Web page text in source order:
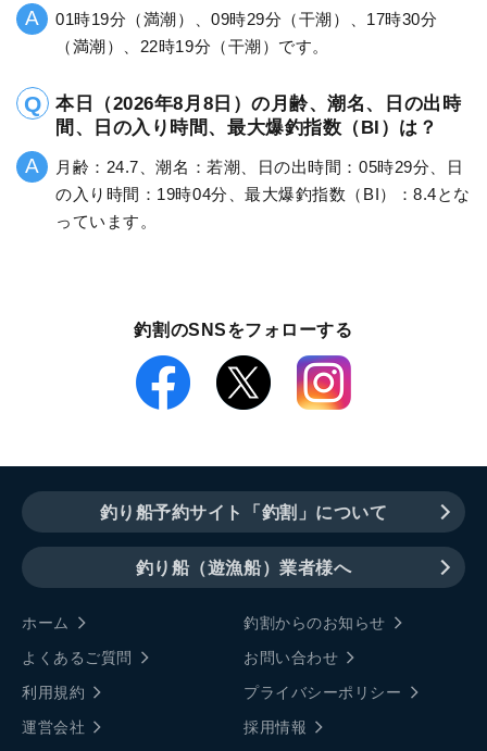
01時19分（満潮）、09時29分（干潮）、17時30分
（満潮）、22時19分（干潮）です。
本日（2026年8月8日）の月齢、潮名、日の出時
間、日の入り時間、最大爆釣指数（BI）は？
月齢：24.7、潮名：若潮、日の出時間：05時29分、日
の入り時間：19時04分、最大爆釣指数（BI）：8.4とな
っています。
釣割のSNSをフォローする
釣り船予約サイト「釣割」について
釣り船（遊漁船）業者様へ
ホーム
釣割からのお知らせ
よくあるご質問
お問い合わせ
利用規約
プライバシーポリシー
運営会社
採用情報